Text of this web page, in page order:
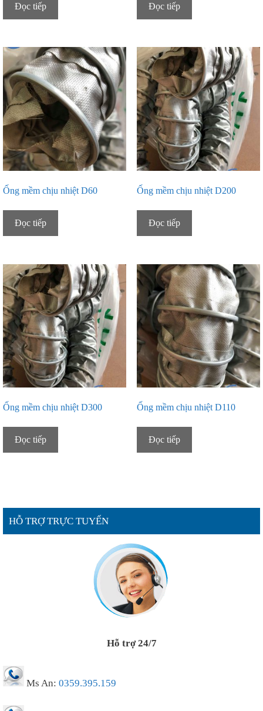
Đọc tiếp Đọc tiếp
Ống mềm chịu nhiệt D60
Đọc tiếp
Ống mềm chịu nhiệt D200
Đọc tiếp
Ống mềm chịu nhiệt D300
Đọc tiếp
Ống mềm chịu nhiệt D110
Đọc tiếp
HỖ TRỢ TRỰC TUYẾN
Hỗ trợ 24/7
Ms An: 0359.395.159